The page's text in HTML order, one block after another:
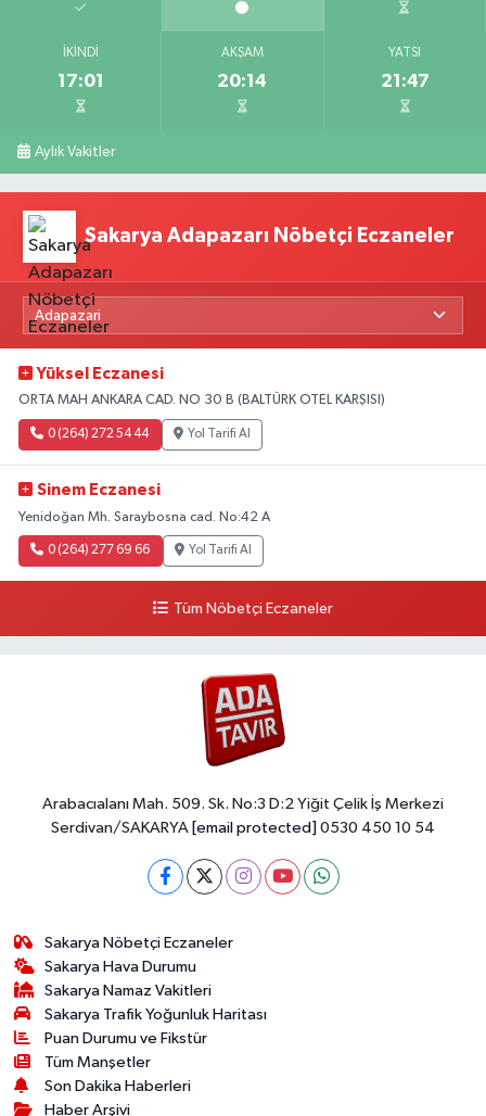
İKINDI
17:01
AKŞAM
20:14
YATSI
21:47
Aylık Vakitler
Sakarya Adapazarı Nöbetçi Eczaneler
Yüksel Eczanesi
ORTA MAH ANKARA CAD. NO 30 B (BALTÜRK OTEL KARŞISI)
0 (264) 272 54 44 Yol Tarifi Al
Sinem Eczanesi
Yenidoğan Mh. Saraybosna cad. No:42 A
0 (264) 277 69 66 Yol Tarifi Al
Tüm Nöbetçi Eczaneler
Arabacıalanı Mah. 509. Sk. No:3 D:2 Yiğit Çelik İş Merkezi
Serdivan/SAKARYA [email protected] 0530 450 10 54
Sakarya Nöbetçi Eczaneler
Sakarya Hava Durumu
Sakarya Namaz Vakitleri
Sakarya Trafik Yoğunluk Haritası
Puan Durumu ve Fikstür
Tüm Manşetler
Son Dakika Haberleri
Haber Arşivi